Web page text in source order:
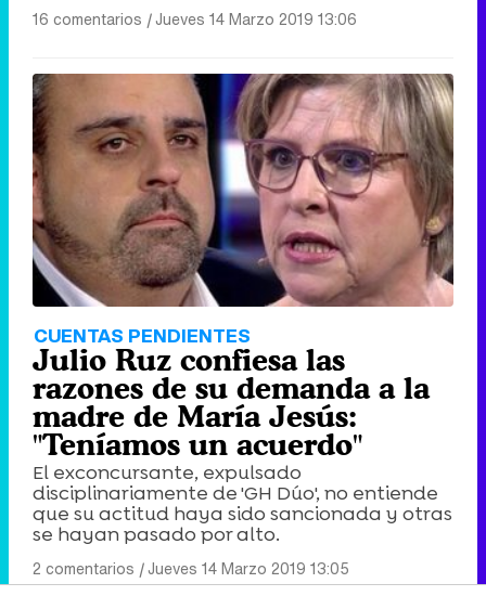
16 comentarios |Jueves 14 Marzo 2019 13:06
CUENTAS PENDIENTES
Julio Ruz confiesa las
razones de su demanda a la
madre de María Jesús:
"Teníamos un acuerdo"
El exconcursante, expulsado
disciplinariamente de 'GH Dúo', no entiende
que su actitud haya sido sancionada y otras
se hayan pasado por alto.
2 comentarios |Jueves 14 Marzo 2019 13:05